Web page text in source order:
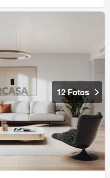
12 Fotos